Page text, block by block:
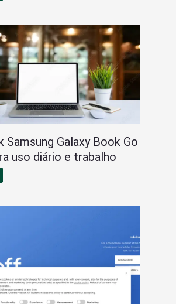
Samsung Galaxy Book Go
uso diário e trabalho